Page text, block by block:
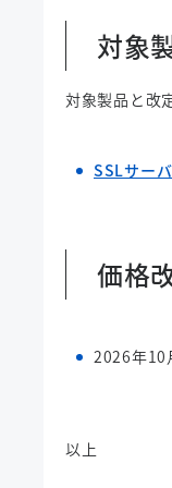
対象
対象製品と改
SSLサー
価格
2026年10
以上